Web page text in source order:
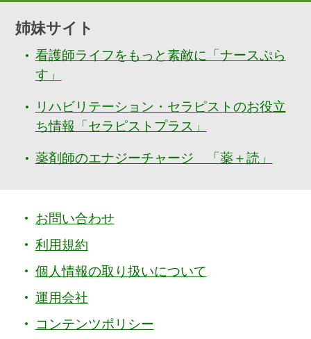
姉妹サイト
看護師ライフをもっと素敵に「ナースぷら
す」
リハビリテーション・セラピストのお役立
ち情報「セラピストプラス」
薬剤師のエナジーチャージ 「薬＋読」
お問い合わせ
利用規約
個人情報の取り扱いについて
運用会社
コンテンツポリシー